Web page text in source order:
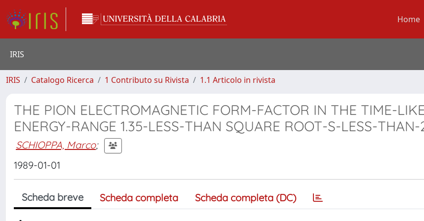
Home
IRIS
IRIS Catalogo Ricerca 1 Contributo su Rivista 1.1 Articolo in rivista
THE PION ELECTROMAGNETIC FORM-FACTOR IN THE TIME-
ENERGY-RANGE 1.35-LESS-THAN SQUARE ROOT-S-LESS-THAN-
SCHIOPPA, Marco;
1989-01-01
Scheda breve Scheda completa Scheda completa (DC)